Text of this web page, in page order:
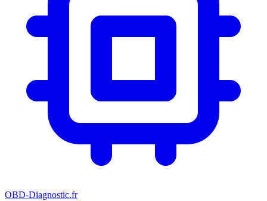
OBD-Diagnostic.fr